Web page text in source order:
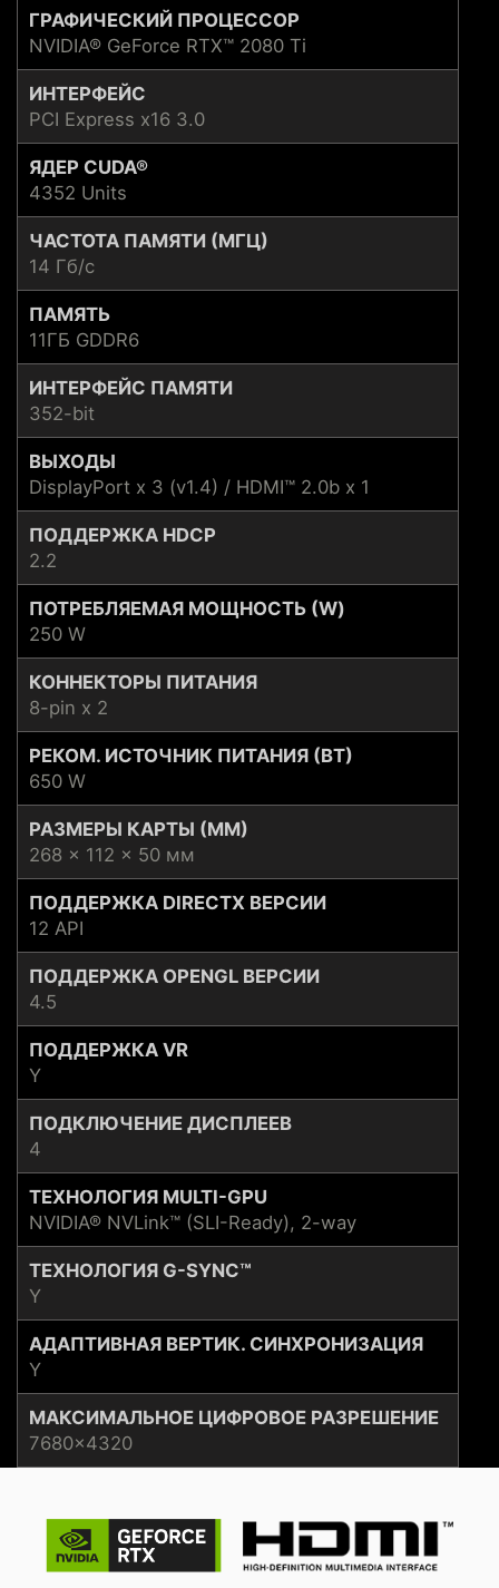
ГРАФИЧЕСКИЙ ПРОЦЕССОР
NVIDIA® GeForce RTX™ 2080 Ti
ИНТЕРФЕЙС
PCI Express x16 3.0
ЯДЕР CUDA®
4352 Units
ЧАСТОТА ПАМЯТИ (МГЦ)
14 Гб/с
ПАМЯТЬ
11ГБ GDDR6
ИНТЕРФЕЙС ПАМЯТИ
352-bit
ВЫХОДЫ
DisplayPort x 3 (v1.4) / HDMI™ 2.0b x 1
ПОДДЕРЖКА HDCP
2.2
ПОТРЕБЛЯЕМАЯ МОЩНОСТЬ (W)
250 W
КОННЕКТОРЫ ПИТАНИЯ
8-pin x 2
РЕКОМ. ИСТОЧНИК ПИТАНИЯ (ВТ)
650 W
РАЗМЕРЫ КАРТЫ (ММ)
268 x 112 x 50 мм
ПОДДЕРЖКА DIRECTX ВЕРСИИ
12 API
ПОДДЕРЖКА OPENGL ВЕРСИИ
4.5
ПОДДЕРЖКА VR
Y
ПОДКЛЮЧЕНИЕ ДИСПЛЕЕВ
4
ТЕХНОЛОГИЯ MULTI-GPU
NVIDIA® NVLink™ (SLI-Ready), 2-way
ТЕХНОЛОГИЯ G-SYNC™
Y
АДАПТИВНАЯ ВЕРТИК. СИНХРОНИЗАЦИЯ
Y
МАКСИМАЛЬНОЕ ЦИФРОВОЕ РАЗРЕШЕНИЕ
7680x4320